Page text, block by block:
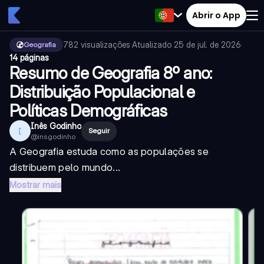
Abrir o App
Geografia 782 visualizações·Atualizado 25 de jul. de 2026·
14 páginas
Resumo de Geografia 8º ano:
Distribuição Populacional e
Políticas Demográficas
I Inês Godinho
@insgodinho
Seguir
A Geografia estuda como as populações se
distribuem pelo mundo...
Mostrar mais